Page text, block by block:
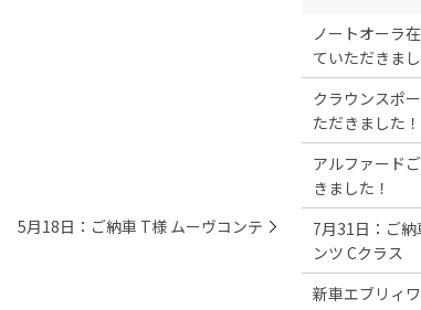
5月18日：ご納車 T様 ムーヴコンテ
ノートオーラ
ていただきまし
クラウンスポ
ただきました！
アルファード
きました！
7月31日：ご
ンツ Cクラス
新車エブリィ